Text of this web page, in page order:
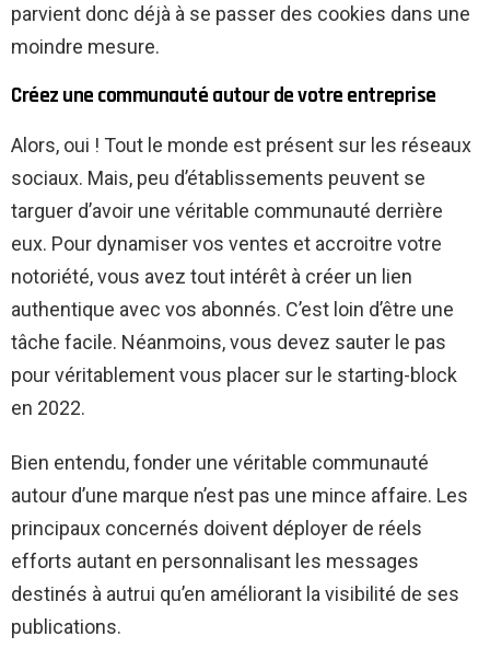
parvient donc déjà à se passer des cookies dans une
moindre mesure.
Créez une communauté autour de votre entreprise
Alors, oui ! Tout le monde est présent sur les réseaux
sociaux. Mais, peu d’établissements peuvent se
targuer d’avoir une véritable communauté derrière
eux. Pour dynamiser vos ventes et accroitre votre
notoriété, vous avez tout intérêt à créer un lien
authentique avec vos abonnés. C’est loin d’être une
tâche facile. Néanmoins, vous devez sauter le pas
pour véritablement vous placer sur le starting-block
en 2022.
Bien entendu, fonder une véritable communauté
autour d’une marque n’est pas une mince affaire. Les
principaux concernés doivent déployer de réels
efforts autant en personnalisant les messages
destinés à autrui qu’en améliorant la visibilité de ses
publications.